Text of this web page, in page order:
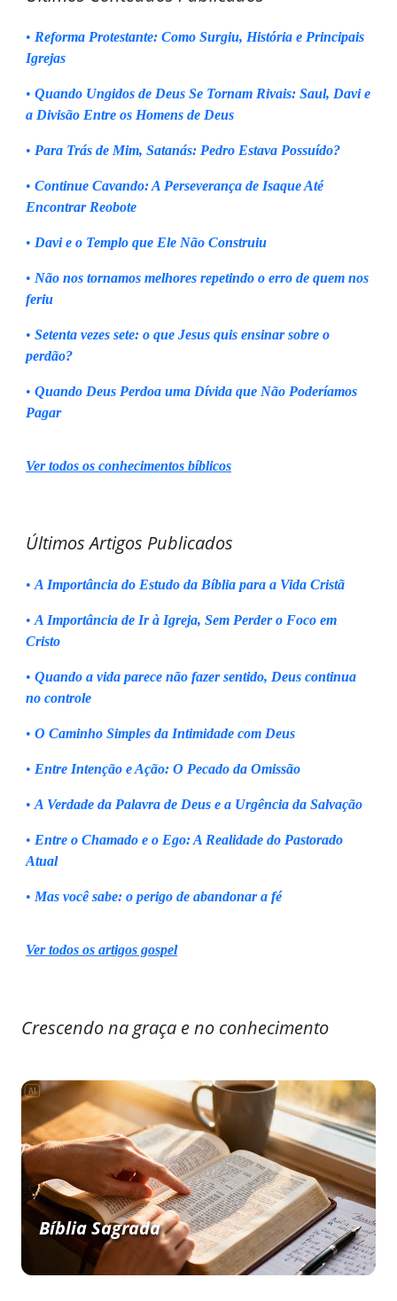
• Reforma Protestante: Como Surgiu, História e Principais
Igrejas
• Quando Ungidos de Deus Se Tornam Rivais: Saul, Davi e
a Divisão Entre os Homens de Deus
• Para Trás de Mim, Satanás: Pedro Estava Possuído?
• Continue Cavando: A Perseverança de Isaque Até
Encontrar Reobote
• Davi e o Templo que Ele Não Construiu
• Não nos tornamos melhores repetindo o erro de quem nos
feriu
• Setenta vezes sete: o que Jesus quis ensinar sobre o
perdão?
• Quando Deus Perdoa uma Dívida que Não Poderíamos
Pagar
Ver todos os conhecimentos bíblicos
Últimos Artigos Publicados
• A Importância do Estudo da Bíblia para a Vida Cristã
• A Importância de Ir à Igreja, Sem Perder o Foco em
Cristo
• Quando a vida parece não fazer sentido, Deus continua
no controle
• O Caminho Simples da Intimidade com Deus
• Entre Intenção e Ação: O Pecado da Omissão
• A Verdade da Palavra de Deus e a Urgência da Salvação
• Entre o Chamado e o Ego: A Realidade do Pastorado
Atual
• Mas você sabe: o perigo de abandonar a fé
Ver todos os artigos gospel
Crescendo na graça e no conhecimento
Bíblia Sagrada